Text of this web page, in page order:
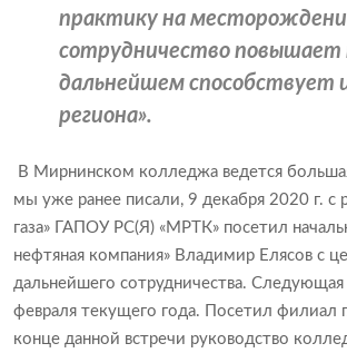
практику на
сотрудничество повышает
дальнейшем способствует
региона».
В Мирнинском колледжа ведется
мы уже ранее писали, 9 декабря 2020 г.
газа» ГАПОУ РС(Я) «МРТК» посетил
нефтяная компания» Владимир Елясов с
дальнейшего сотрудничества.
февраля текущего года. Посетил
конце данной встречи руководство